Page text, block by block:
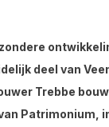
deel van
Trebbe
Patrimonium,